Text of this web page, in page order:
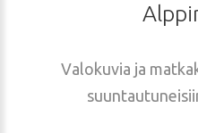
Valokuvia ja